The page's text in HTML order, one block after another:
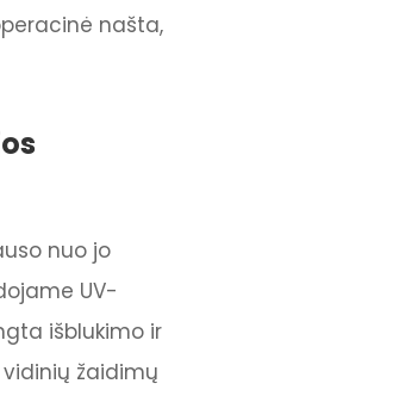
našta,
nuo jo
UV-
išblukimo ir
žaidimų